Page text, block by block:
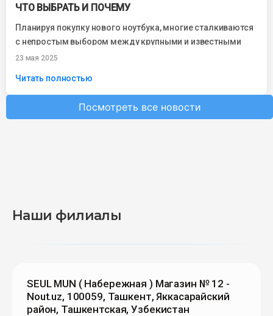
ЧТО ВЫБРАТЬ И ПОЧЕМУ
Планируя покупку нового ноутбука, многие сталкиваются
с непростым выбором между крупными и известными
брендами. Asus, HP, Lenovo и Acer —...
23 мая 2025
Читать полностью
Посмотреть все новости
Наши филиалы
SEUL MUN ( Набережная ) Магазин № 12 -
Nout.uz, 100059, Ташкент, Яккасарайский
район, Ташкентская, Узбекистан